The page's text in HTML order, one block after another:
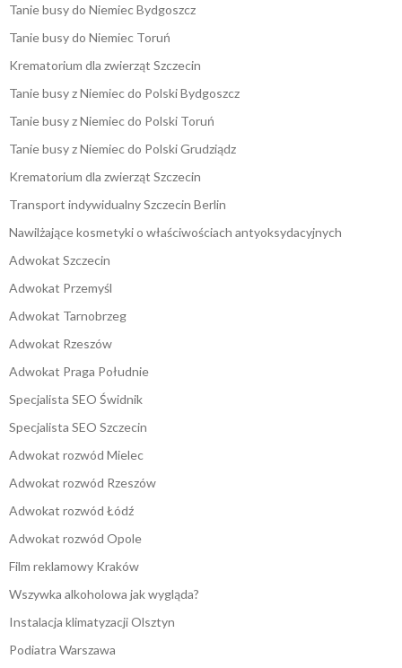
Tanie busy do Niemiec Bydgoszcz
Tanie busy do Niemiec Toruń
Krematorium dla zwierząt Szczecin
Tanie busy z Niemiec do Polski Bydgoszcz
Tanie busy z Niemiec do Polski Toruń
Tanie busy z Niemiec do Polski Grudziądz
Krematorium dla zwierząt Szczecin
Transport indywidualny Szczecin Berlin
Nawilżające kosmetyki o właściwościach antyoksydacyjnych
Adwokat Szczecin
Adwokat Przemyśl
Adwokat Tarnobrzeg
Adwokat Rzeszów
Adwokat Praga Południe
Specjalista SEO Świdnik
Specjalista SEO Szczecin
Adwokat rozwód Mielec
Adwokat rozwód Rzeszów
Adwokat rozwód Łódź
Adwokat rozwód Opole
Film reklamowy Kraków
Wszywka alkoholowa jak wygląda?
Instalacja klimatyzacji Olsztyn
Podiatra Warszawa